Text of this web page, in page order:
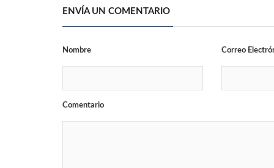
ENVÍA UN COMENTARIO
Nombre Correo
Comentario